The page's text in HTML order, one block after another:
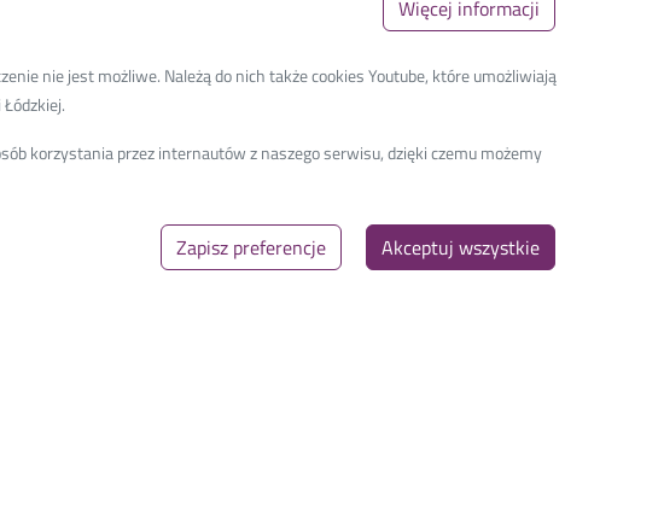
Więcej informacji
nie jest możliwe. Należą do nich także cookies Youtube, które umożliwiają
korzystania przez internautów z naszego serwisu, dzięki czemu możemy
Zapisz preferencje Akceptuj wszystkie